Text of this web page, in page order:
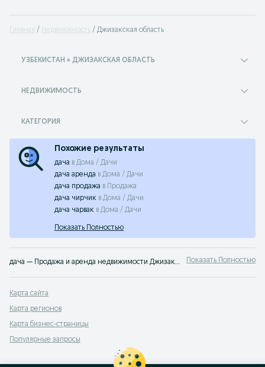
Главная Недвижимость Джизакская область
УЗБЕКИСТАН » ДЖИЗАКСКАЯ ОБЛАСТЬ
НЕДВИЖИМОСТЬ
КАТЕГОРИЯ
Похожие результаты
дача в Дома / Дачи
дача аренда в Дома / Дачи
дача продажа в
Продажа
дача чирчик в Дома / Дачи
дача чарвак в Дома / Дачи
Показать Полностью
дача — Продажа и аренда недвижимости Джизакская область ➤ Жилая и коммерческая недвижимость по лучшей цене ✔️ Выбирайте среди множества объявлений недорого на OLX.uz! Показать Полностью
Карта сайта
Карта регионов
Карта бизнес-страницы
Популярные запросы